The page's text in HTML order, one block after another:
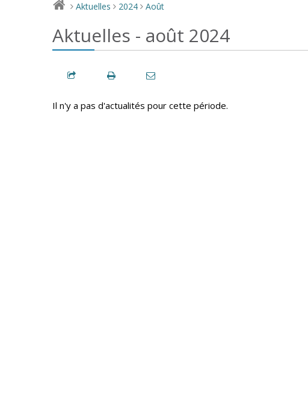
> Aktuelles > 2024 > Août
Aktuelles - août 2024
Il n'y a pas d'actualités pour cette période.